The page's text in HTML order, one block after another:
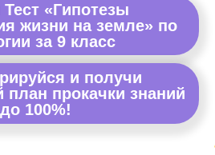
«Гипотезы
жизни на земле» по
за 9 класс
и получи
прокачки знаний
до 100%!